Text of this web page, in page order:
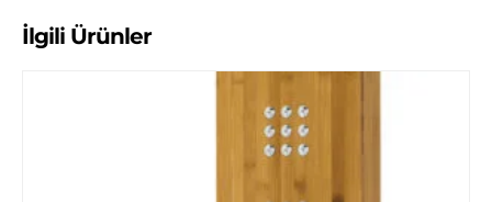
İlgili Ürünler